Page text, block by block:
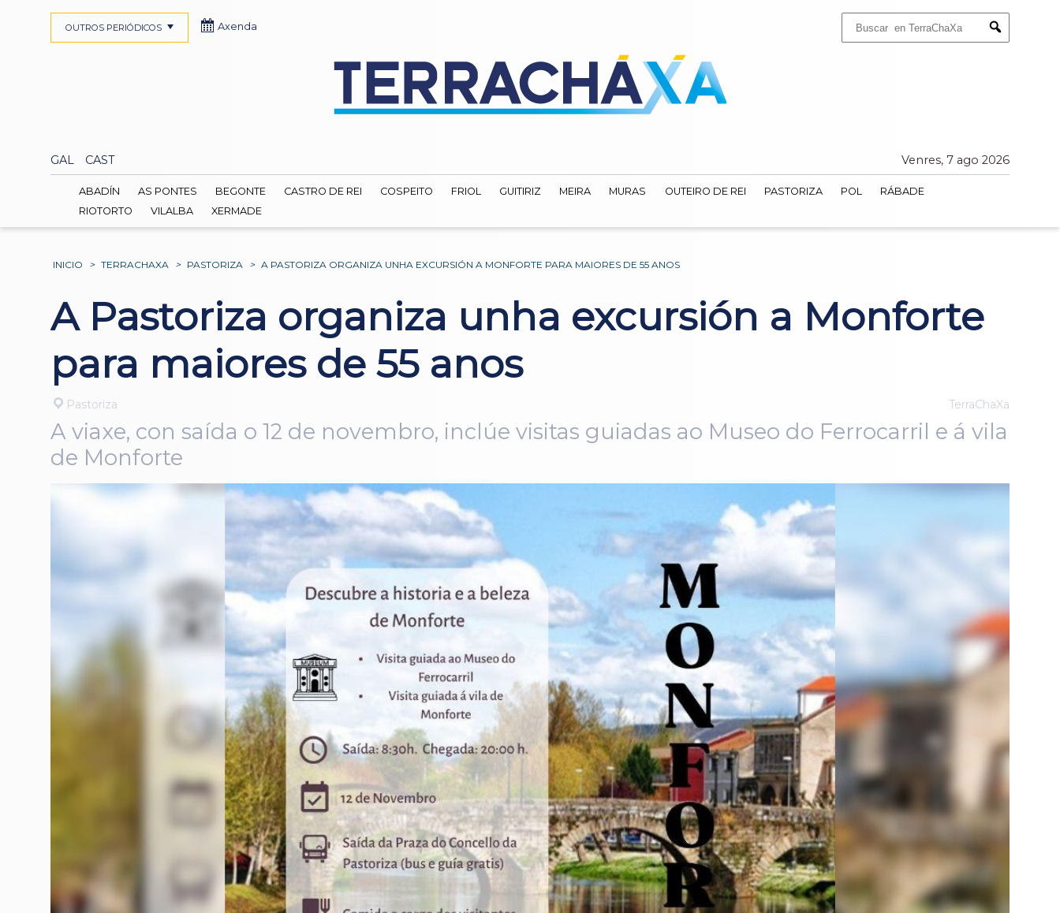
Submit
GAL CAST Venres, 7 ago 2026
OUTROS PERIÓDICOS Axenda
ABADÍN AS PONTES BEGONTE CASTRO DE REI COSPEITO FRIOL GUITIRIZ MEIRA MURAS OUTEIRO DE REI PASTORIZA POL
RÁBADE
RIOTORTO
VILALBA XERMADE
INICIO > TERRACHAXA > PASTORIZA > A PASTORIZA ORGANIZA UNHA EXCURSIÓN A MONFORTE PARA MAIORES DE 55 ANOS
A Pastoriza organiza unha excursión a Monforte
para maiores de 55 anos
Pastoriza TerraChaXa
A viaxe, con saída o 12 de novembro, inclúe visitas guiadas ao Museo do Ferrocarril e á vila
de Monforte